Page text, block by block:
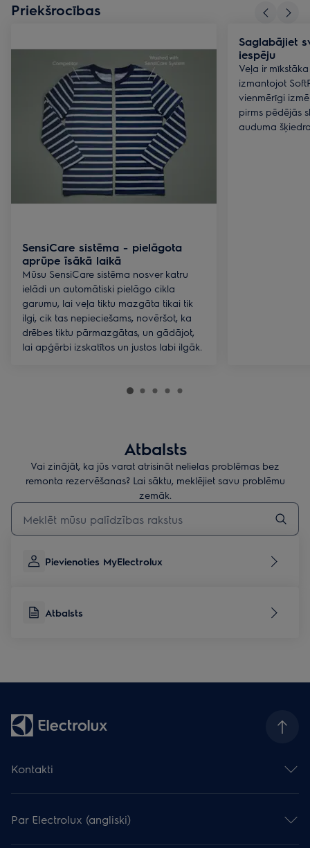
Priekšrocības
SensiCare sistēma - pielāgota
aprūpe īsākā laikā
Mūsu SensiCare sistēma nosver katru
ielādi un automātiski pielāgo cikla
garumu, lai veļa tiktu mazgāta tikai tik
ilgi, cik tas nepieciešams, novēršot, ka
drēbes tiktu pārmazgātas, un gādājot,
lai apģērbi izskatītos un justos labi ilgāk.
Saglabājiet
iespēju
Veļa ir
izmantojot
vienmērīgi
pirms pēdējās
auduma
Atbalsts
Vai zinājāt, ka jūs varat atrisināt nelielas problēmas bez
remonta rezervēšanas? Lai sāktu, meklējiet savu problēmu
zemāk.
Rakstiet, lai meklētu rakstus par atbalstu
Pievienoties MyElectrolux
Atbalsts
Kontakti
Atstāj atsauksmi
Serviss un atbalsts
Reģistrēt produktu
Par Electrolux (angliski)